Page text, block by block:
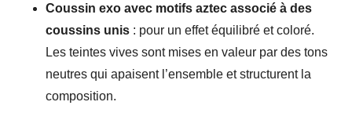
Coussin exo avec motifs aztec associé à des
coussins unis : pour un effet équilibré et coloré.
Les teintes vives sont mises en valeur par des tons
neutres qui apaisent l’ensemble et structurent la
composition.